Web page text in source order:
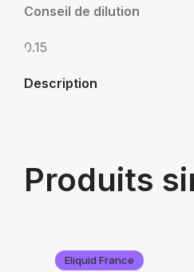
Conseil de dilution
0.15
Description
Produits
Eliquid France